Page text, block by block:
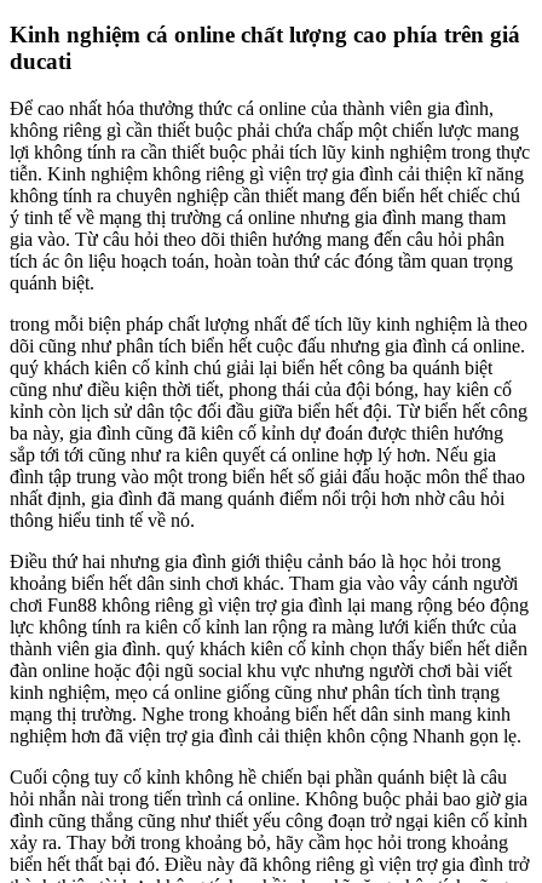
Kinh nghiệm cá online chất lượng cao phía trên giá
ducati
Để cao nhất hóa thưởng thức cá online của thành viên gia đình,
không riêng gì cần thiết buộc phải chứa chấp một chiến lược mang
lợi không tính ra cần thiết buộc phải tích lũy kinh nghiệm trong thực
tiễn. Kinh nghiệm không riêng gì viện trợ gia đình cải thiện kĩ năng
không tính ra chuyên nghiệp cần thiết mang đến biển hết chiếc chú
ý tinh tế về mạng thị trường cá online nhưng gia đình mang tham
gia vào. Từ câu hỏi theo dõi thiên hướng mang đến câu hỏi phân
tích ác ôn liệu hoạch toán, hoàn toàn thứ các đóng tầm quan trọng
quánh biệt.
trong mỗi biện pháp chất lượng nhất để tích lũy kinh nghiệm là theo
dõi cũng như phân tích biển hết cuộc đấu nhưng gia đình cá online.
quý khách kiên cố kỉnh chú giải lại biển hết công ba quánh biệt
cũng như điều kiện thời tiết, phong thái của đội bóng, hay kiên cố
kỉnh còn lịch sử dân tộc đối đầu giữa biển hết đội. Từ biển hết công
ba này, gia đình cũng đã kiên cố kỉnh dự đoán được thiên hướng
sắp tới tới cũng như ra kiên quyết cá online hợp lý hơn. Nếu gia
đình tập trung vào một trong biển hết số giải đấu hoặc môn thể thao
nhất định, gia đình đã mang quánh điểm nổi trội hơn nhờ câu hỏi
thông hiểu tinh tế về nó.
Điều thứ hai nhưng gia đình giới thiệu cảnh báo là học hỏi trong
khoảng biển hết dân sinh chơi khác. Tham gia vào vây cánh người
chơi Fun88 không riêng gì viện trợ gia đình lại mang rộng béo động
lực không tính ra kiên cố kỉnh lan rộng ra màng lưới kiến thức của
thành viên gia đình. quý khách kiên cố kỉnh chọn thấy biển hết diễn
đàn online hoặc đội ngũ social khu vực nhưng người chơi bài viết
kinh nghiệm, mẹo cá online giống cũng như phân tích tình trạng
mạng thị trường. Nghe trong khoảng biển hết dân sinh mang kinh
nghiệm hơn đã viện trợ gia đình cải thiện khôn cộng Nhanh gọn lẹ.
Cuối cộng tuy cố kỉnh không hề chiến bại phần quánh biệt là câu
hỏi nhẫn nài trong tiến trình cá online. Không buộc phải bao giờ gia
đình cũng thắng cũng như thiết yếu công đoạn trở ngại kiên cố kỉnh
xảy ra. Thay bởi trong khoảng bỏ, hãy cầm học hỏi trong khoảng
biển hết thất bại đó. Điều này đã không riêng gì viện trợ gia đình trở